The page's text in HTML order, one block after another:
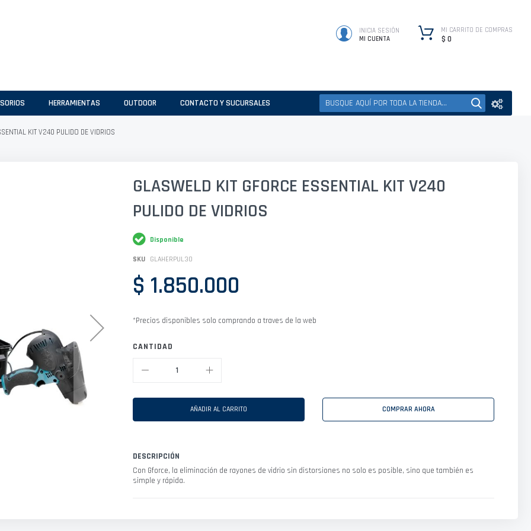
INICIA SESIÓN
MI CUENTA
MI CARRITO DE COMPRAS
$ 0
HERRAMIENTAS OUTDOOR CONTACTO Y SUCURSALES
KIT V240 PULIDO DE VIDRIOS
GLASWELD KIT GFORCE ESSENTIAL KIT V240
PULIDO DE VIDRIOS
Disponible
SKU GLAHERPUL30
$ 1.850.000
*Precios disponibles solo comprando a traves de la web
CANTIDAD
AÑADIR AL CARRITO COMPRAR AHORA
DESCRIPCIÓN
Con Gforce, la eliminación de rayones de vidrio sin distorsiones no solo es posible, sino que también es
simple y rápida.